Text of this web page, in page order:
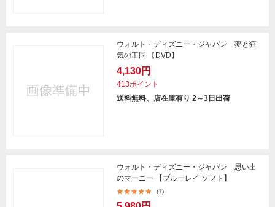
ウォルト・ディズニー・ジャパン 夢と狂
気の王国 【DVD】
4,130円
413ポイント
送料無料、店在庫有り 2～3日出荷
ウォルト・ディズニー・ジャパン 思い出
のマーニー 【ブルーレイ ソフト】
(1)